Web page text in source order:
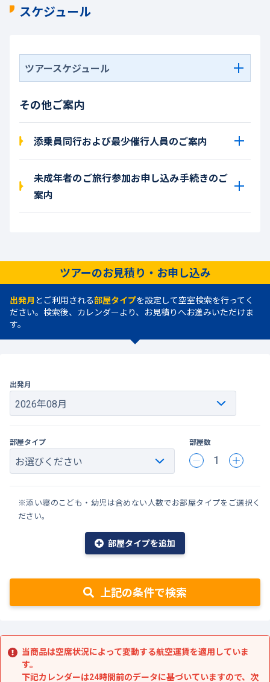
スケジュール
ツアースケジュール
その他ご案内
添乗員同行および最少催行人員のご案内
未成年者のご旅行参加お申し込み手続きのご
案内
ツアーのお見積り・お申し込み
出発月 とご利用される部屋タイプを設定して空室検索を行ってく
ださい。検索後、カレンダーより、お見積りへお進みいただけま
す。
出発月
部屋タイプ 部屋数
1
※添い寝のこども・幼児は含めない人数でお部屋タイプをご選択く
ださい。
部屋タイプを追加
上記の条件で検索
当商品は空席状況によって変動する航空運賃を適用していま
す。
下記カレンダーは24時間前のデータに基づいていますので、次